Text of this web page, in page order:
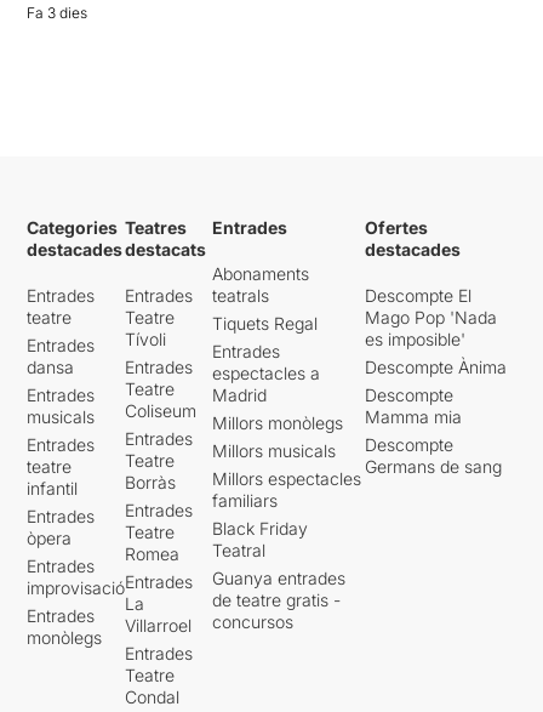
Fa 3 dies
Categories
destacades
Entrades
teatre
Entrades
dansa
Entrades
musicals
Entrades
teatre
infantil
Entrades
òpera
Entrades
improvisació
Entrades
monòlegs
Teatres
destacats
Entrades
Teatre
Tívoli
Entrades
Teatre
Coliseum
Entrades
Teatre
Borràs
Entrades
Teatre
Romea
Entrades
La
Villarroel
Entrades
Teatre
Condal
Entrades
Abonaments
teatrals
Tiquets Regal
Entrades
espectacles a
Madrid
Millors monòlegs
Millors musicals
Millors espectacles
familiars
Black Friday
Teatral
Guanya entrades
de teatre gratis -
concursos
Ofertes
destacades
Descompte El
Mago Pop 'Nada
es imposible'
Descompte Ànima
Descompte
Mamma mia
Descompte
Germans de sang